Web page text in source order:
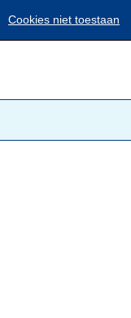
Cookies niet toestaan